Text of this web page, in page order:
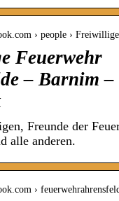
› people ›
Feuerwehr
– Barnim –
Freunde der
alle anderen.
›